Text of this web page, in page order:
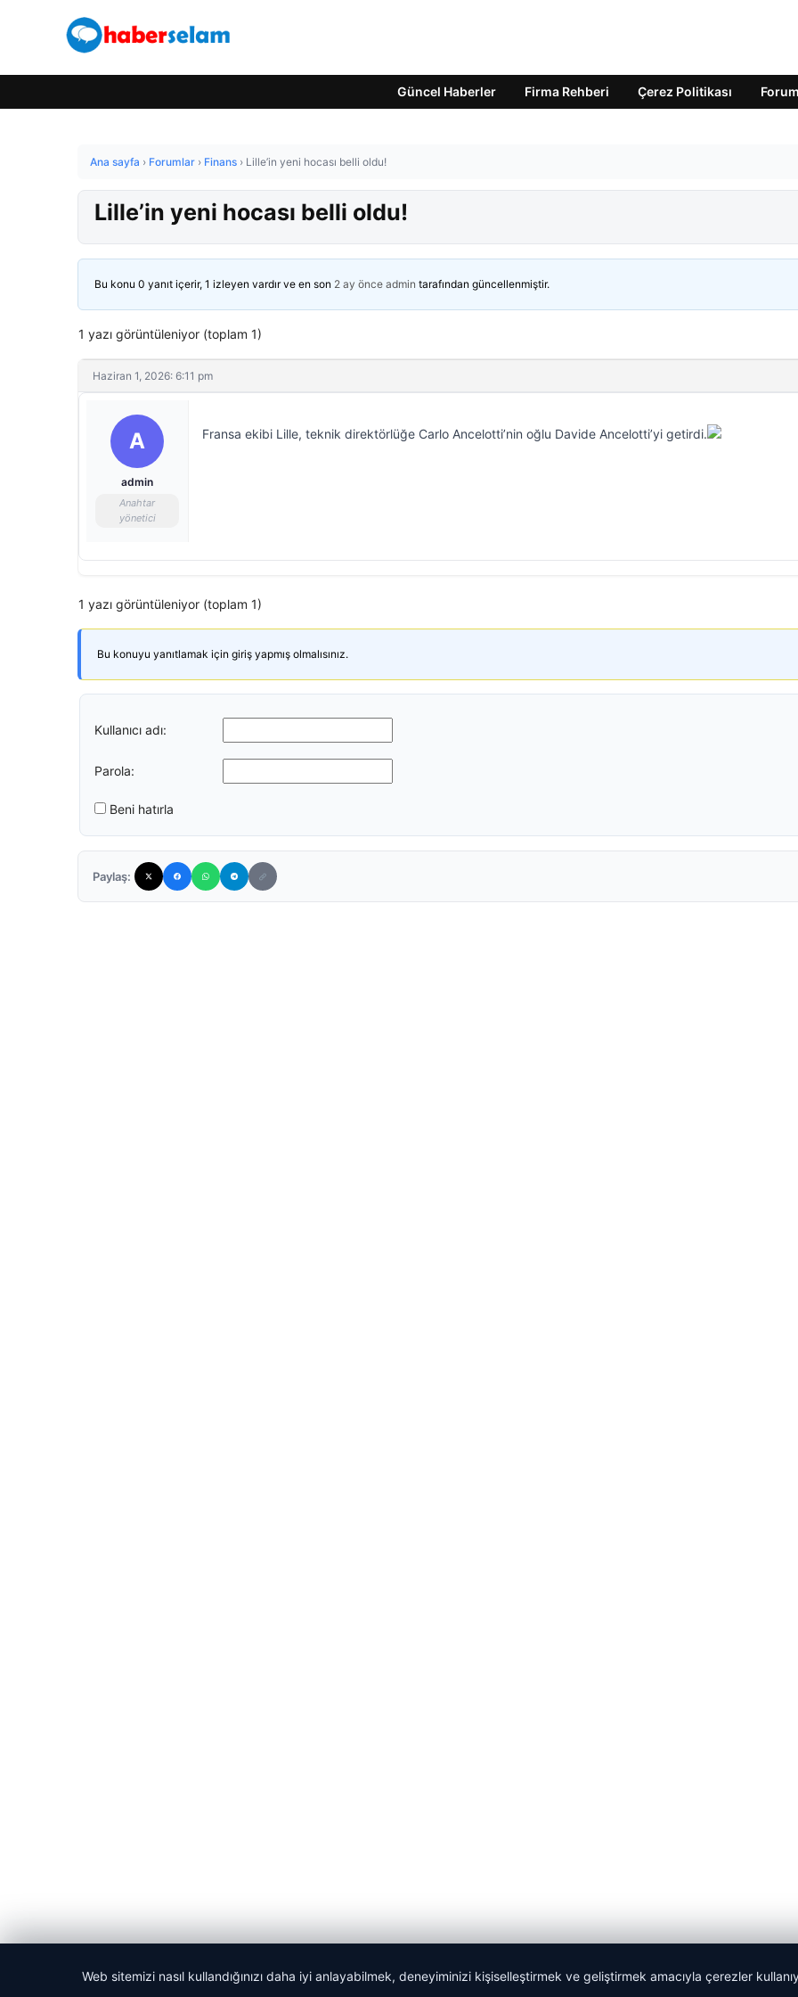
Güncel Haberler Firma Rehberi Çerez Politikası Forum
Ana sayfa › Forumlar › Finans › Lille’in yeni hocası belli oldu!
Lille’in yeni hocası belli oldu!
Bu konu 0 yanıt içerir, 1 izleyen vardır ve en son 2 ay önce admin tarafından güncellenmiştir.
1 yazı görüntüleniyor (toplam 1)
Haziran 1, 2026: 6:11 pm
A
admin
Anahtar
yönetici
Fransa ekibi Lille, teknik direktörlüğe Carlo Ancelotti’nin oğlu Davide Ancelotti’yi getirdi.
1 yazı görüntüleniyor (toplam 1)
Bu konuyu yanıtlamak için giriş yapmış olmalısınız.
Kullanıcı adı:
Parola:
Beni hatırla
Paylaş:
© 2026 Haber Selam
Web sitemizi nasıl kullandığınızı daha iyi anlayabilmek, deneyiminizi kişiselleştirmek ve geliştirmek amacıyla çerezler